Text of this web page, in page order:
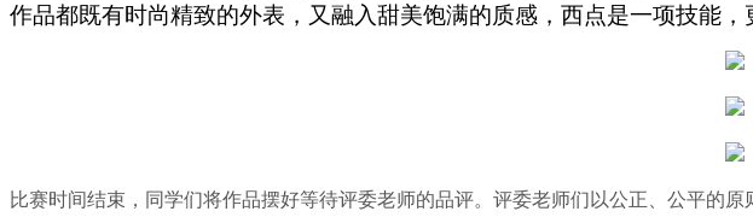
作品都既有时尚精致的外表，又融入甜美饱满的质感， 西点是一项技能，
比赛时间结束，同学们将作品摆好等待评委老师的品评。评委老师们以公正、公平的